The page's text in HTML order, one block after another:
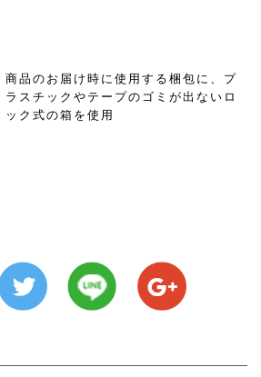
商品のお届け時に使用する梱包に、プ
ラスチックやテープのゴミが出ないロ
ック式の箱を使用